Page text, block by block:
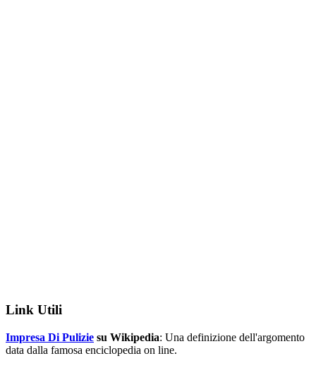
Link Utili
Impresa Di Pulizie su Wikipedia: Una definizione dell'argomento
data dalla famosa enciclopedia on line.